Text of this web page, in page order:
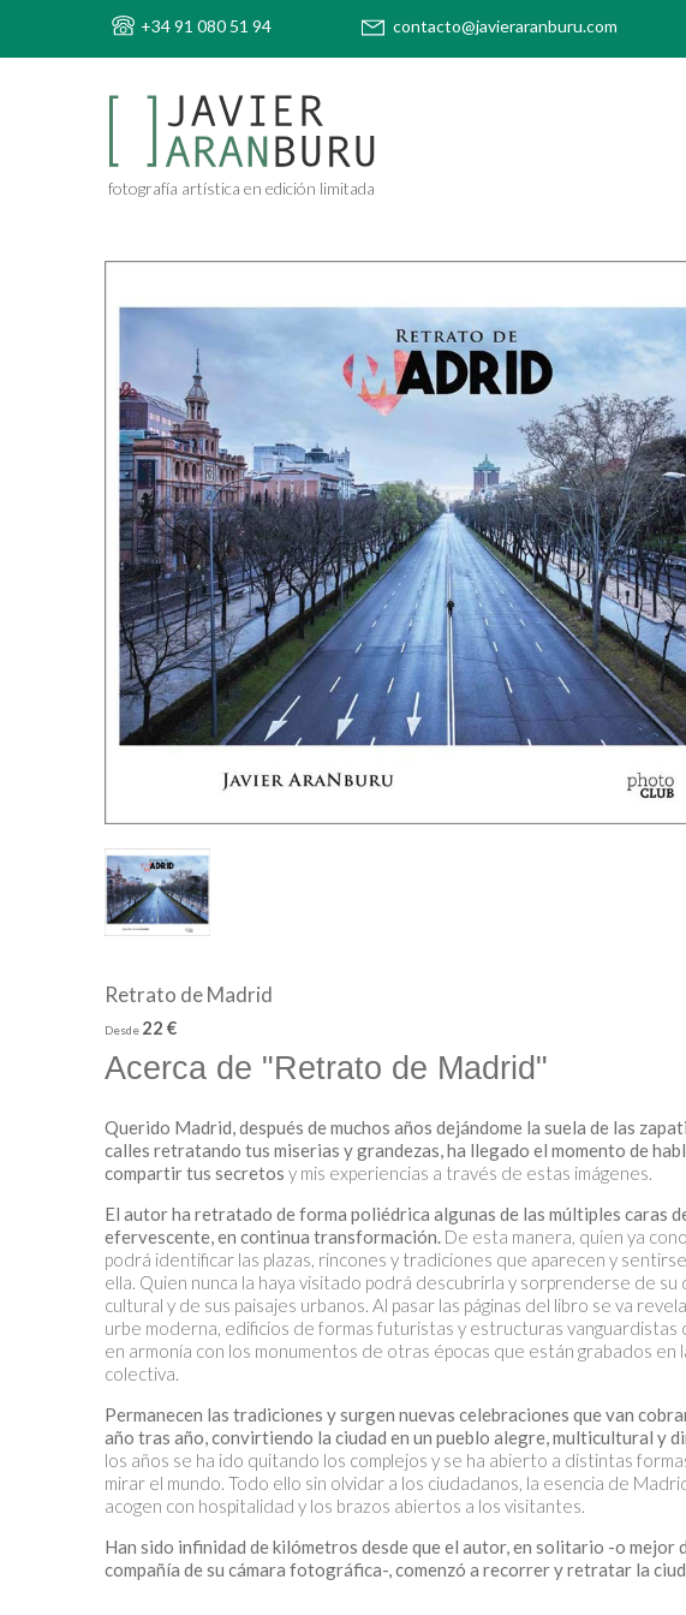
+34 91 080 51 94 contacto@javieraranburu.com
fotografía artística en edición limitada
Retrato de Madrid
Desde 22 €
Acerca de "Retrato de Madrid"
Querido Madrid, después de muchos años dejándome la suela de las
calles retratando tus miserias y grandezas,ha llegado el momento de
compartir tus secretos y mis experiencias a través de estas imágenes.
El autor ha retratado de forma poliédrica algunas de las múltiples caras
efervescente, en continua transformación. De esta manera, quien ya
podrá identificar las plazas, rincones y tradiciones que aparecen y
ella. Quien nunca la haya visitado podrá descubrirla y sorprenderse de su
cultural y de sus paisajes urbanos. Al pasar las páginas del libro se va
urbe moderna, edificios de formas futuristas y estructuras vanguardistas
en armonía con los monumentos de otras épocas que están grabados en
colectiva.
Permanecen las tradiciones y surgen nuevas celebraciones que van
año tras año, convirtiendo la ciudad en un pueblo alegre, multicultural y
los años se ha ido quitando los complejos y se ha abierto a distintas
mirar el mundo. Todo ello sin olvidar a los ciudadanos, la esencia de
acogen con hospitalidad y los brazos abiertos a los visitantes.
Han sido infinidad de kilómetros desde que el autor, en solitario -o mejor
compañía de su cámara fotográfica-, comenzó a recorrer y retratar la